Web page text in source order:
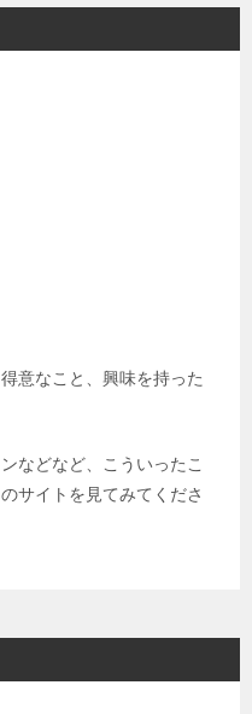
意なこと、興味を持った
などなど、こういったこ
サイトを見てみてくださ